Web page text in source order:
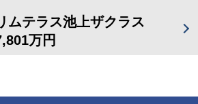
ムテラス池上ザクラス
万円